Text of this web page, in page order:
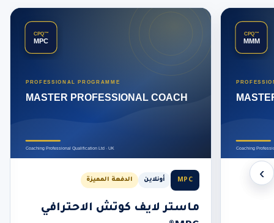
‹
MPC أونلاين الدفعة المميزة
ماستر لايف كوتش الاحترافي
›